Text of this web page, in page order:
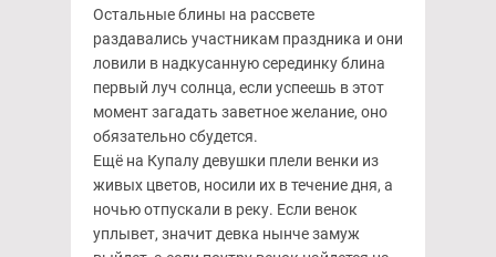
Остальные блины на рассвете
раздавались участникам праздника и они
ловили в надкусанную серединку блина
первый луч солнца, если успеешь в этот
момент загадать заветное желание, оно
обязательно сбудется.
Ещё на Купалу девушки плели венки из
живых цветов, носили их в течение дня, а
ночью отпускали в реку. Если венок
уплывет, значит девка нынче замуж